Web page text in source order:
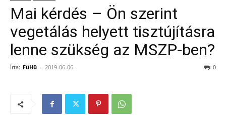
Mai kérdés – Ön szerint
vegetálás helyett tisztújításra
lenne szükség az MSZP-ben?
Írta: FüHü - 2019-06-06 0